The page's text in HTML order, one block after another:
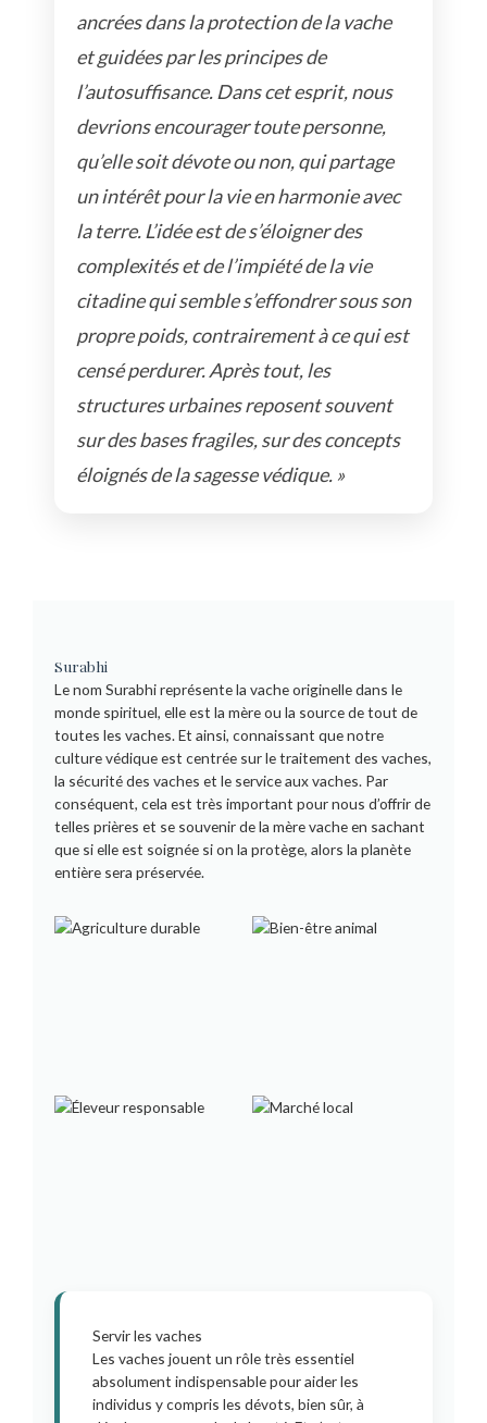
ancrées dans la protection de la vache
et guidées par les principes de
l’autosuffisance. Dans cet esprit, nous
devrions encourager toute personne,
qu’elle soit dévote ou non, qui partage
un intérêt pour la vie en harmonie avec
la terre. L’idée est de s’éloigner des
complexités et de l’impiété de la vie
citadine qui semble s’effondrer sous son
propre poids, contrairement à ce qui est
censé perdurer. Après tout, les
structures urbaines reposent souvent
sur des bases fragiles, sur des concepts
éloignés de la sagesse védique. »
Surabhi
Le nom Surabhi représente la vache originelle dans le
monde spirituel, elle est la mère ou la source de tout de
toutes les vaches. Et ainsi, connaissant que notre
culture védique est centrée sur le traitement des vaches,
la sécurité des vaches et le service aux vaches. Par
conséquent, cela est très important pour nous d’offrir de
telles prières et se souvenir de la mère vache en sachant
que si elle est soignée si on la protège, alors la planète
entière sera préservée.
Servir les vaches
Les vaches jouent un rôle très essentiel
absolument indispensable pour aider les
individus y compris les dévots, bien sûr, à